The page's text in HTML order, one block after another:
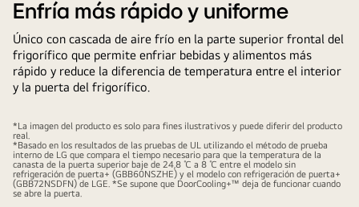
Enfría más rápido y uniforme
Único con cascada de aire frío en la parte superior frontal del
frigorífico que permite enfriar bebidas y alimentos más
rápido y reduce la diferencia de temperatura entre el interior
y la puerta del frigorífico.
*La imagen del producto es solo para fines ilustrativos y puede diferir del producto
real.
*Basado en los resultados de las pruebas de UL utilizando el método de prueba
interno de LG que compara el tiempo necesario para que la temperatura de la
canasta de la puerta superior baje de 24,8 ℃ a 8 ℃ entre el modelo sin
refrigeración de puerta+ (GBB60NSZHE) y el modelo con refrigeración de puerta+
(GBB72NSDFN) de LGE. *Se supone que DoorCooling+™ deja de funcionar cuando
se abre la puerta.